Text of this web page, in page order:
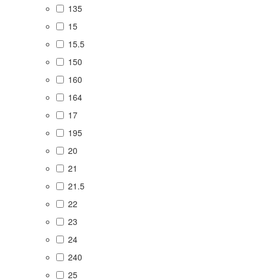
135
15
15.5
150
160
164
17
195
20
21
21.5
22
23
24
240
25